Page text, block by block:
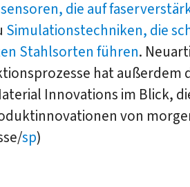
die auf
Simulationstechniken, die
Stahlsorten führen.
hat außerdem
Innovations im Blick,
von
sp)